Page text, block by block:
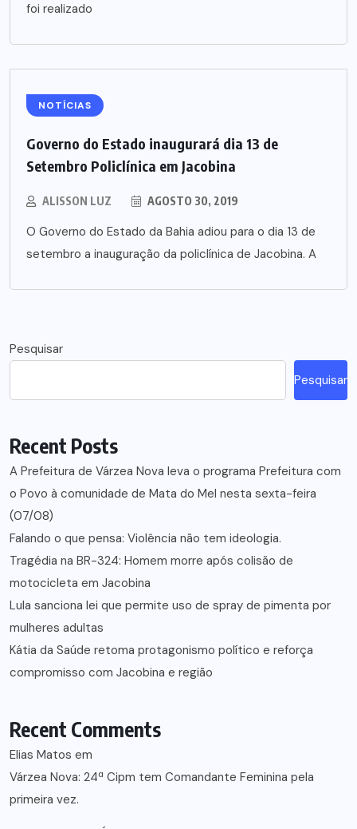
foi realizado
NOTÍCIAS
Governo do Estado inaugurará dia 13 de
Setembro Policlínica em Jacobina
ALISSON LUZ AGOSTO 30, 2019
O Governo do Estado da Bahia adiou para o dia 13 de
setembro a inauguração da policlínica de Jacobina. A
Pesquisar
Pesquisar
Recent Posts
A Prefeitura de Várzea Nova leva o programa Prefeitura com
o Povo à comunidade de Mata do Mel nesta sexta-feira
(07/08)
Falando o que pensa: Violência não tem ideologia.
Tragédia na BR-324: Homem morre após colisão de
motocicleta em Jacobina
Lula sanciona lei que permite uso de spray de pimenta por
mulheres adultas
Kátia da Saúde retoma protagonismo político e reforça
compromisso com Jacobina e região
Recent Comments
Elias Matos em
Várzea Nova: 24ª Cipm tem Comandante Feminina pela
primeira vez.